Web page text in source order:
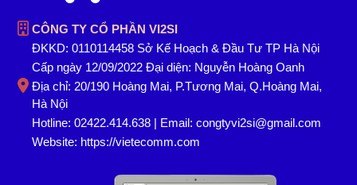
CÔNG TY CỔ PHẦN VI2SI
ĐKKD: 0110114458 Sở Kế Hoạch & Đầu Tư TP Hà Nội
Cấp ngày 12/09/2022 Đại diện: Nguyễn Hoàng Oanh
Địa chỉ: 20/190 Hoàng Mai, P.Tương Mai, Q.Hoàng Mai,
Hà Nội
Hotline: 02422.414.638 | Email: congtyvi2si@gmail.com
Website: https://vietecomm.com